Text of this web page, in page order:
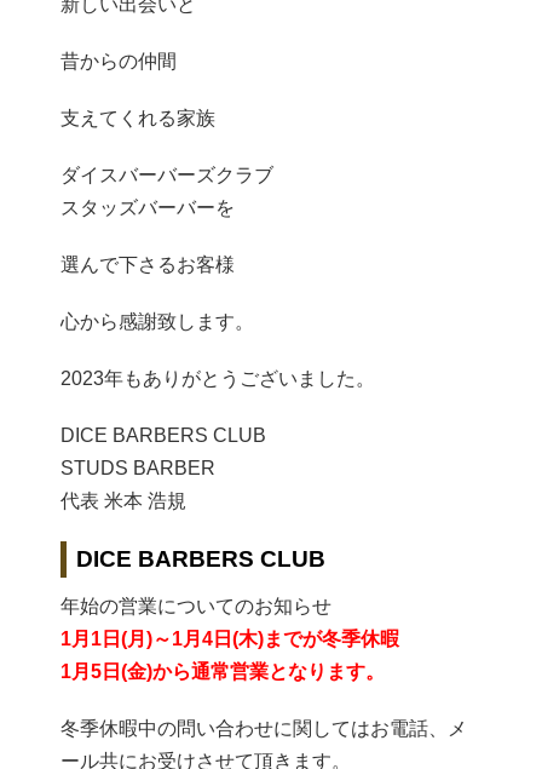
新しい出会いと
昔からの仲間
支えてくれる家族
ダイスバーバーズクラブ
スタッズバーバーを
選んで下さるお客様
心から感謝致します。
2023年もありがとうございました。
DICE BARBERS CLUB
STUDS BARBER
代表 米本 浩規
DICE BARBERS CLUB
年始の営業についてのお知らせ
1月1日(月)～1月4日(木)までが冬季休暇
1月5日(金)から通常営業となります。
冬季休暇中の問い合わせに関してはお電話、メ
ール共にお受けさせて頂きます。